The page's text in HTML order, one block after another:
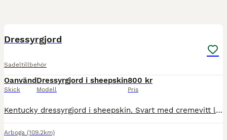
Dressyrgjord
Sadeltillbehör
Oanvänd
Skick
Dressyrgjord i sheepskin
Modell
800 kr
Pris
Kentucky dressyrgjord i sheepskin. Svart med cremevitt ludd. Endast testad, aldrig använd. Storlek 65 cm. Nypris: 1459kr. Säljes för 800kr frakten.
Arboga (109.2km)